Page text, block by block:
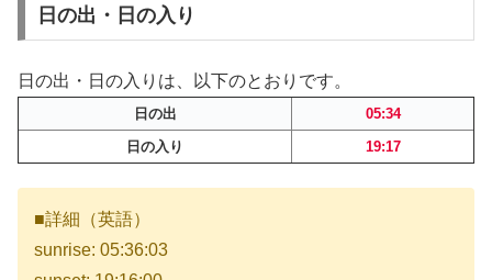
日の出・日の入り
日の出・日の入りは、以下のとおりです。
日の出
05:34
日の入り
19:17
■詳細（英語）
sunrise: 05:36:03